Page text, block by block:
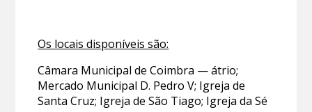
Os locais disponíveis são:
Câmara Municipal de Coimbra — átrio;
Mercado Municipal D. Pedro V; Igreja de
Santa Cruz; Igreja de São Tiago; Igreja da Sé